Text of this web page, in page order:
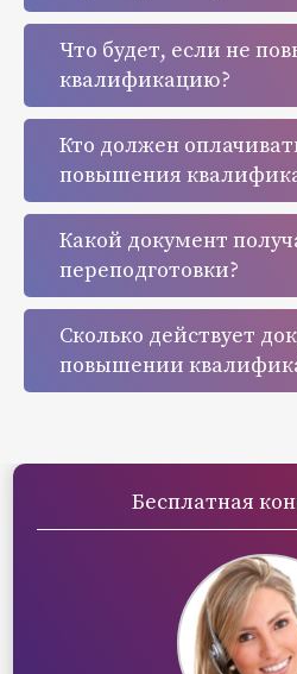
Что будет, если не
квалификацию?
Кто должен
повышения
Какой документ
переподготовки?
Сколько действует
повышении
Бесплатная